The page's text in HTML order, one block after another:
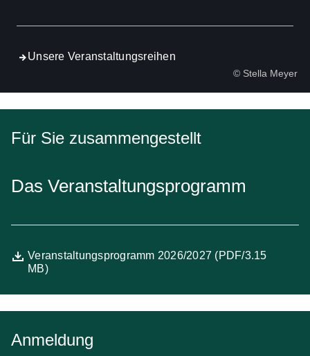
© Stella Meyer
Unsere Veranstaltungsreihen
Für Sie zusammengestellt
Das Veranstaltungsprogramm
DateiVeranstaltungsprogramm 2026/2027 (PDF/3.15
MB)
Öffnet sich in einem neuen Fenster
Anmeldung